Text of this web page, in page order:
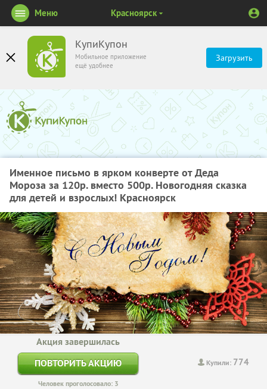
КупиКупон
Мобильное приложение
ещё удобнее
Загрузить
Меню Красноярск
Именное письмо в ярком конверте от Деда
Мороза за 120р. вместо 500р. Новогодняя сказка
для детей и взрослых! Красноярск
Купили: 774
Акция завершилась
ПОВТОРИТЬ АКЦИЮ
Человек проголосовало: 3